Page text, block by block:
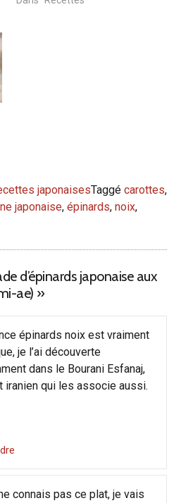
japonaisesTaggé carottes,
japonaise, épinards, noix,
d’épinards japonaise aux
ae) »
épinards noix est vraiment
je l’ai découverte
dans le Bourani Esfanaj,
iranien qui les associe aussi.
connais pas ce plat, je vais